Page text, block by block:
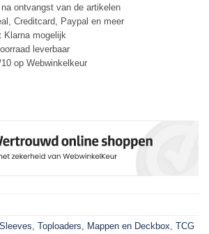
ontvangst van de artikelen
Creditcard, Paypal en meer
Klarna mogelijk
leverbaar
op Webwinkelkeur
Sleeves, Toploaders, Mappen en Deckbox, TCG